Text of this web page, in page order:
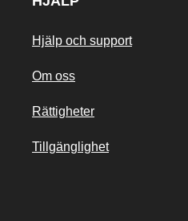
Hjälp och support
Om oss
Rättigheter
Tillgänglighet